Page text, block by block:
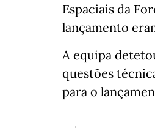
Espaciais da
lançamento
A equipa
questões
para o